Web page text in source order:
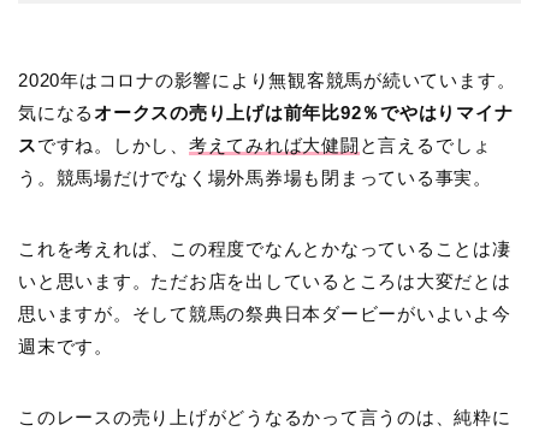
2020年はコロナの影響により無観客競馬が続いています。
気になるオークスの売り上げは前年比92％でやはりマイナ
スですね。しかし、 考えてみれば大健闘 と言えるでしょ
う。競馬場だけでなく場外馬券場も閉まっている事実。
これを考えれば、この程度でなんとかなっていることは凄
いと思います。ただお店を出しているところは大変だとは
思いますが。そして競馬の祭典日本ダービーがいよいよ今
週末です。
このレースの売り上げがどうなるかって言うのは、純粋に